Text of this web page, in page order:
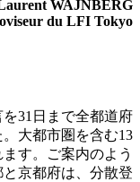
WAJNBERG
du LFI Tokyo
を31 日まで全都道府
大都市圏を含む13
す。ご案内のよう
京都府は、分散登